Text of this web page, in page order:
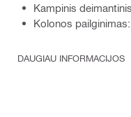
Kampinis
Kolonos
DAUGIAU INFORMACIJOS